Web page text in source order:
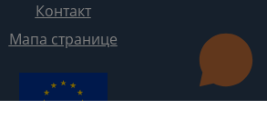
Контакт
Мапа странице